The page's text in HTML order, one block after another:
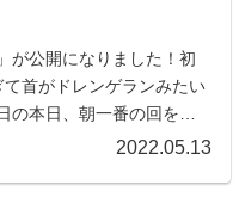
が公開になりました！初
首がドレンゲランみたい
本日、朝一番の回を見
だとは思いま...2022.05.13